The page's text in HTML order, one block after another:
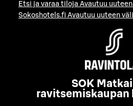
Etsi ja varaa tiloja Avautuu
Sokoshotels.fi Avautuu uuteen
SOK
ravitsemiskaupan